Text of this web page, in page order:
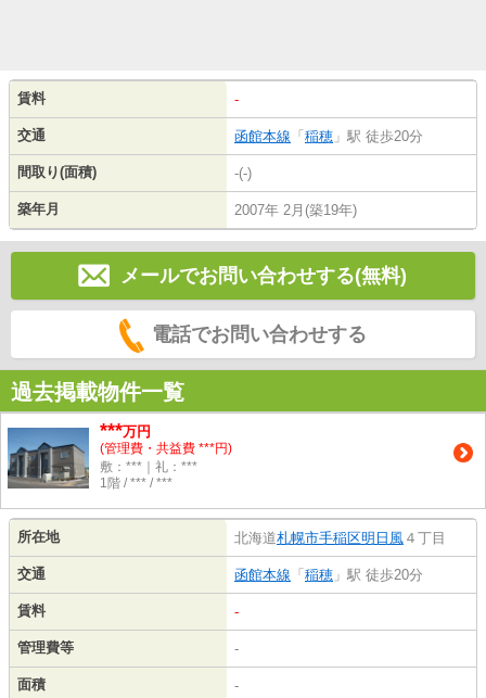
賃料 -
交通 函館本線 「稲穂 」駅 徒歩20分
間取り(面積) -(-)
築年月 2007年 2月(築19年)
メールでお問い合わせする(無料)
電話でお問い合わせする
過去掲載物件一覧
***万円
(管理費・共益費 ***円)
敷：***｜礼：***
1階 / *** / ***
所在地 北海道札幌市手稲区明日風 ４丁目
交通 函館本線 「稲穂 」駅 徒歩20分
賃料 -
管理費等 -
面積 -